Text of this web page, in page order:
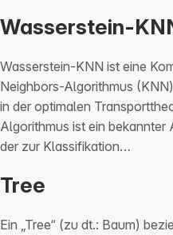
Wasserstein-
Wasserstein-KNN ist eine
Neighbors-Algorithmus
in der optimalen
Algorithmus ist ein bekannter
der zur Klassifikation…
Tree
Ein „Tree“ (zu dt.: Baum)